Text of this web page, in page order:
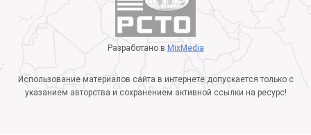
Разработано в MixMedia
Использование материалов сайта в интернете допускается только с
указанием авторства и сохранением активной ссылки на ресурс!